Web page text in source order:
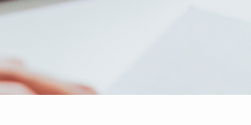
costes."